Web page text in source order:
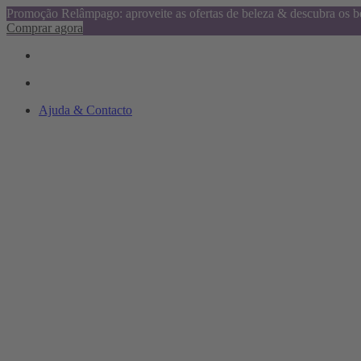
Promoção Relâmpago: aproveite as ofertas de beleza & descubra os
Comprar agora
Ajuda & Contacto